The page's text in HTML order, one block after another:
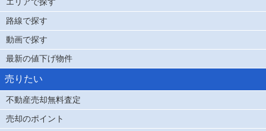
路線で探す
動画で探す
最新の値下げ物件
売りたい
不動産売却無料査定
売却のポイント